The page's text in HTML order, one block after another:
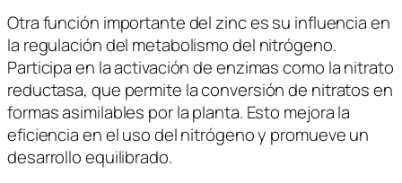
Otra función importante del zinc es su influencia en
la regulación del metabolismo del nitrógeno.
Participa en la activación de enzimas como la nitrato
reductasa, que permite la conversión de nitratos en
formas asimilables por la planta. Esto mejora la
eficiencia en el uso del nitrógeno y promueve un
desarrollo equilibrado.